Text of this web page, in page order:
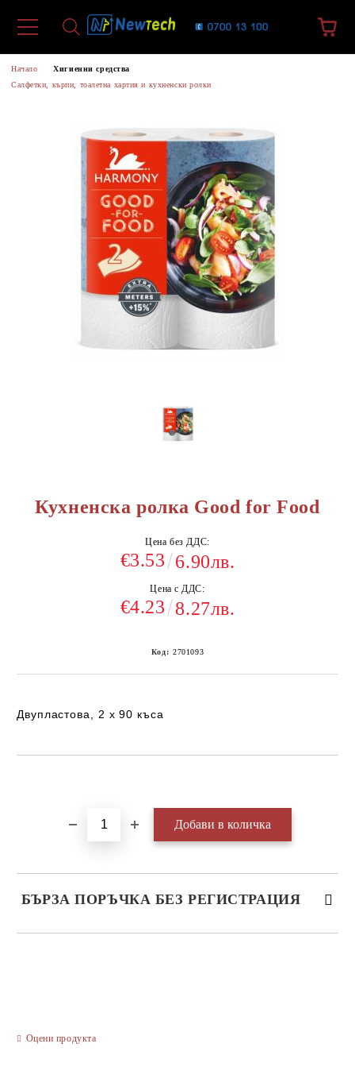
Начало
Хигиенни средства
Салфетки, кърпи, тоалетна хартия и кухненски ролки
Кухненска ролка Good for Food
Цена без ДДС:
€3.53 6.90лв.
Цена с ДДС:
€4.23 8.27лв.
Код: 2701093
Двупластова, 2 x 90 къса
БЪРЗА ПОРЪЧКА БЕЗ РЕГИСТРАЦИЯ
Оцени продукта